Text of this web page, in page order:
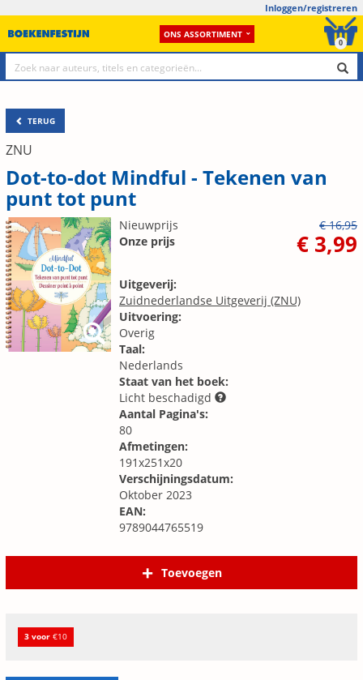
Inloggen/registreren
ONS ASSORTIMENT
0
TERUG
ZNU
Dot-to-dot Mindful - Tekenen van
punt tot punt
Nieuwprijs
€ 16,95
Onze prijs
€ 3,99
Uitgeverij:
Zuidnederlandse Uitgeverij (ZNU)
Uitvoering:
Overig
Taal:
Nederlands
Staat van het boek:
Licht beschadigd
Aantal Pagina's:
80
Afmetingen:
191x251x20
Verschijningsdatum:
Oktober 2023
EAN:
9789044765519
Toevoegen
3 voor €10